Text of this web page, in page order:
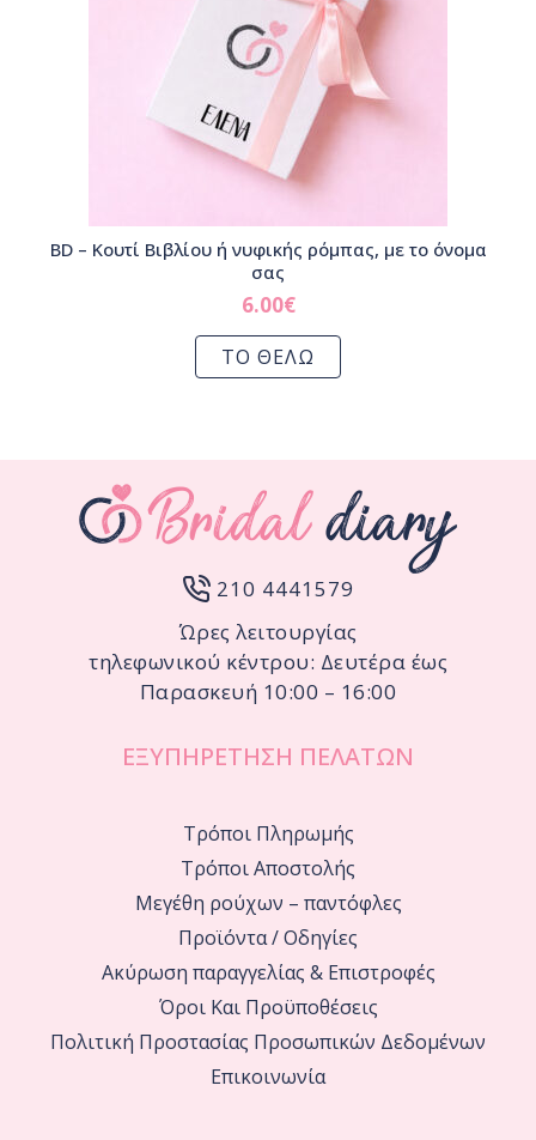
BD – Κουτί Βιβλίου ή νυφικής ρόμπας, με το όνομα
σας
6.00€
ΤΟ ΘΕΛΩ
210 4441579
Ώρες λειτουργίας
τηλεφωνικού κέντρου: Δευτέρα έως
Παρασκευή 10:00 – 16:00
ΕΞΥΠΗΡΕΤΗΣΗ ΠΕΛΑΤΩΝ
Τρόποι Πληρωμής
Τρόποι Αποστολής
Μεγέθη ρούχων – παντόφλες
Προϊόντα / Οδηγίες
Ακύρωση παραγγελίας & Επιστροφές
Όροι Και Προϋποθέσεις
Πολιτική Προστασίας Προσωπικών Δεδομένων
Επικοινωνία